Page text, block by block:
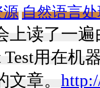
源 自然语言
上读了一遍
Test用在机
章。